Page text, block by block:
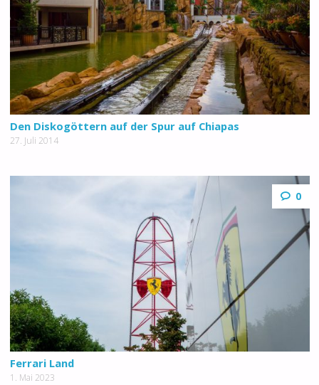
Den Diskogöttern auf der Spur auf Chiapas
27. Juli 2014
0
Ferrari Land
1. Mai 2023